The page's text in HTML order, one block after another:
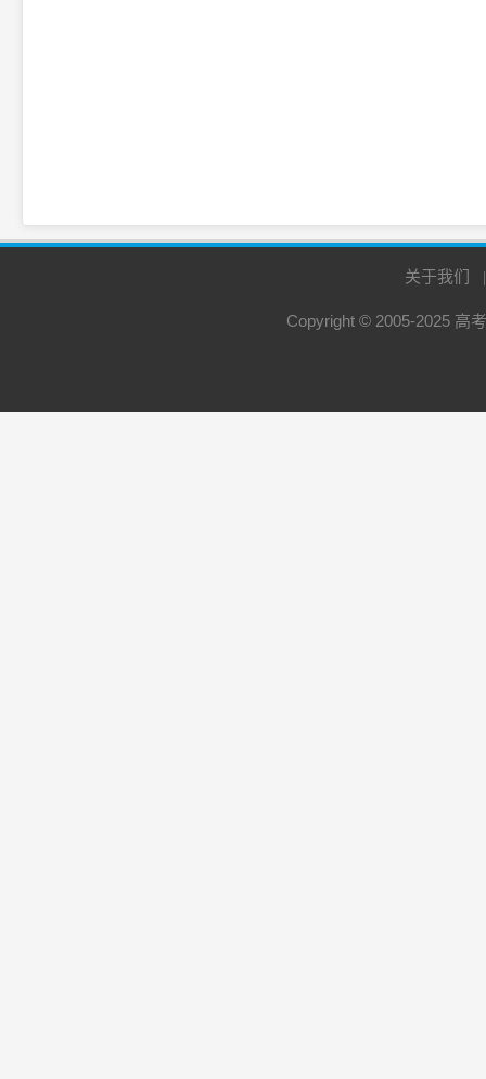
关于我们
Copyright © 2005-2025 高